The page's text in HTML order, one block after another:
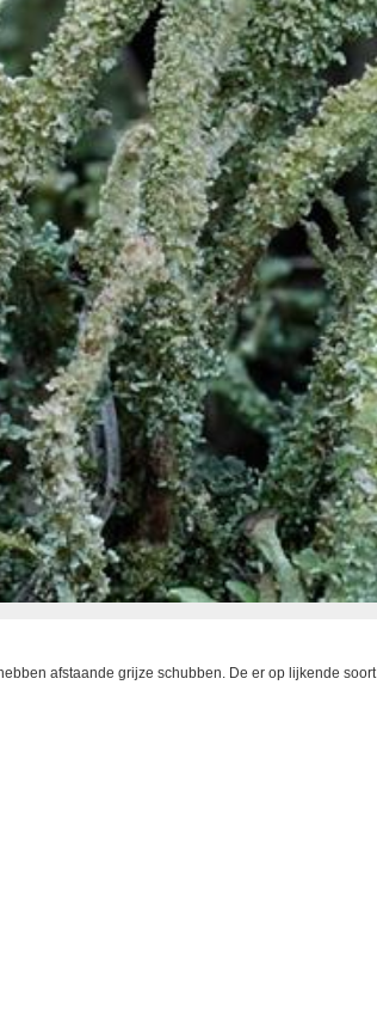
afstaande grijze schubben. De er op lijkende soort